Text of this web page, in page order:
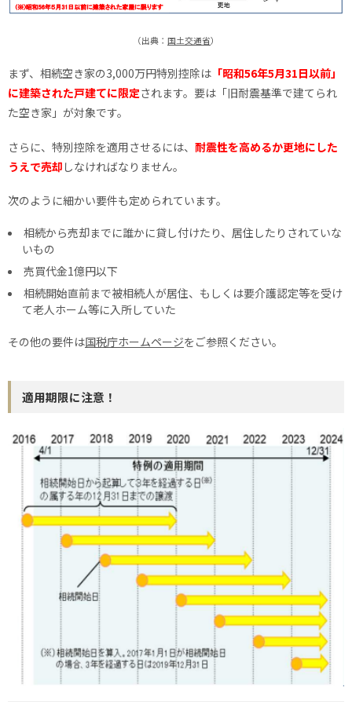
（出典： 国土交通省）
まず、相続空き家の3,000万円特別控除は 「昭和56年5月31日以前」
に建築された戸建てに限定されます。要は「旧耐震基準で建てられ
た空き家」が対象です。
さらに、特別控除を適用させるには、 耐震性を高めるか更地にした
うえで売却 しなければなりません。
次のように細かい要件も定められています。
相続から売却までに誰かに貸し付けたり、居住したりされていな
いもの
売買代金1億円以下
相続開始直前まで被相続人が居住、もしくは要介護認定等を受け
て老人ホーム等に入所していた
その他の要件は国税庁ホームページをご参照ください。
適用期限に注意！